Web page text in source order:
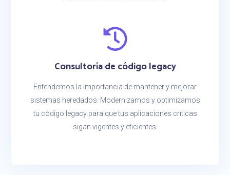
Consultoría de código legacy
Entendemos la importancia de mantener y mejorar
sistemas heredados. Modernizamos y optimizamos
tu código legacy para que tus aplicaciones críticas
sigan vigentes y eficientes.